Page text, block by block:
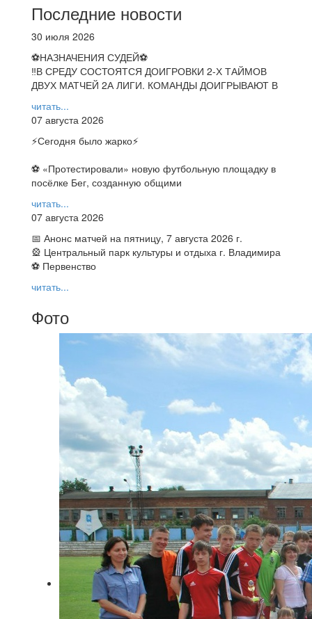
Последние новости
30 июля 2026
⚽НАЗНАЧЕНИЯ СУДЕЙ⚽
‼В СРЕДУ СОСТОЯТСЯ ДОИГРОВКИ 2-Х ТАЙМОВ
ДВУХ МАТЧЕЙ 2А ЛИГИ. КОМАНДЫ ДОИГРЫВАЮТ В
читать...
07 августа 2026
⚡️Сегодня было жарко⚡️
⚽ ️«Протестировали» новую футбольную площадку в
посёлке Бег, созданную общими
читать...
07 августа 2026
📅 Анонс матчей на пятницу, 7 августа 2026 г.
🎡 Центральный парк культуры и отдыха г. Владимира
⚽ Первенство
читать...
Фото